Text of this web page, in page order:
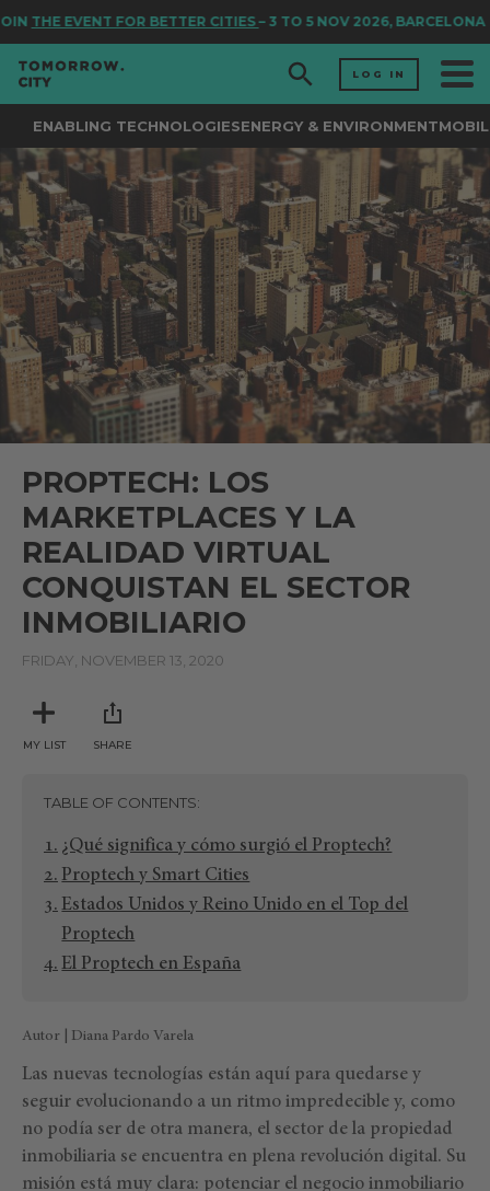
THE EVENT FOR BETTER CITIES– 3 TO 5 NOV 2026, BARCELONA
LOG IN
ENABLING TECHNOLOGIESENERGY & ENVIRONMENT
PROPTECH: LOS
MARKETPLACES Y LA
REALIDAD VIRTUAL
CONQUISTAN EL SECTOR
INMOBILIARIO
FRIDAY, NOVEMBER 13, 2020
MY LIST SHARE
TABLE OF CONTENTS
¿Qué significa y cómo surgió el Proptech?
Proptech y Smart Cities
Estados Unidos y Reino Unido en el Top del
Proptech
El Proptech en España
Autor | Diana Pardo Varela
Las nuevas tecnologías están aquí para quedarse y
seguir evolucionando a un ritmo impredecible y, como
no podía ser de otra manera, el sector de la propiedad
inmobiliaria se encuentra en plena revolución digital. Su
misión está muy clara: potenciar el negocio inmobiliario